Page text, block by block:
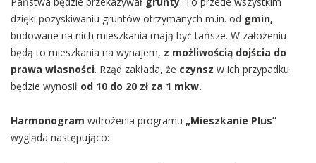
dzięki pozyskiwaniu gruntów otrzymanych m.in. od gmin,
budowane na nich mieszkania mają być tańsze. W założeniu
będą to mieszkania na wynajem, z możliwością dojścia do
prawa własności. Rząd zakłada, że czynsz w ich przypadku
będzie wynosił od 10 do 20 zł za 1 mkw.
Harmonogram wdrożenia programu „Mieszkanie Plus”
wygląda następująco: